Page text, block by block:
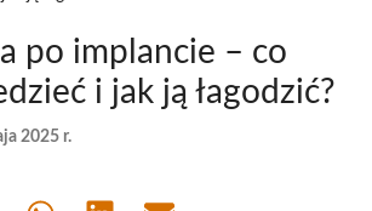
po implancie – co
i jak ją łagodzić?
2025 r.